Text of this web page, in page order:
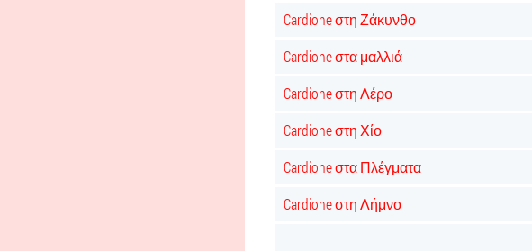
Cardione στη Ζάκυνθο
Cardione στα μαλλιά
Cardione στη Λέρο
Cardione στη Χίο
Cardione στα Πλέγματα
Cardione στη Λήμνο